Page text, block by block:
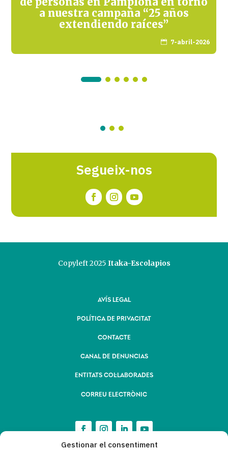
Gestionar el consentiment
a nuestra campaña “25 años
extendiendo raíces”
 7-abril-2026
Segueix-nos
Copyleft 2025 Itaka-Escolapios
AVÍS LEGAL
POLÍTICA DE PRIVACITAT
CONTACTE
CANAL DE DENUNCIAS
ENTITATS COL·LABORADES
CORREU ELECTRÒNIC